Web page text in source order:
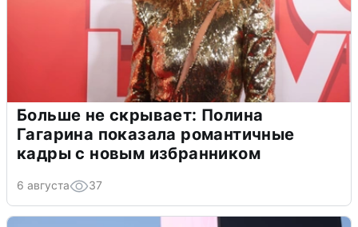
Больше не скрывает: Полина
Гагарина показала романтичные
кадры с новым избранником
6 августа 37